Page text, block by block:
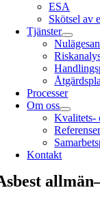
ESA
Skötsel av
Tjänster
Processer
Om oss
Kvalitets-
Kontakt